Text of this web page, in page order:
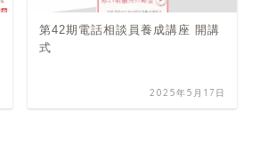
第42期電話相談員養成講座 開講
式
2025年5月17日